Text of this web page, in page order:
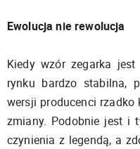
Ewolucja nie rewolucja
Kiedy wzór zegarka
rynku bardzo stabilna,
wersji producenci
zmiany. Podobnie jest i
czynienia z legendą, a